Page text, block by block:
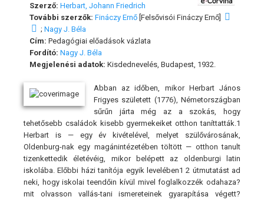
Szerző: Herbart, Johann Friedrich
További szerzők: Fináczy Ernő [Felsővisói Fináczy Ernő]
; Nagy J. Béla
Cím: Pedagógiai előadások vázlata
Fordító: Nagy J. Béla
Megjelenési adatok: Kisdednevelés, Budapest, 1932.
Abban az időben, mikor Herbart János
Frigyes született (1776), Németországban
sűrűn járta még az a szokás, hogy
tehetősebb családok kisebb gyermekeiket otthon taníttatták.1
Herbart is — egy év kivételével, melyet szülővárosának,
Oldenburg-nak egy magánintézetében töltött — otthon tanult
tizenkettedik életévéig, mikor belépett az oldenburgi latin
iskolába. Előbbi házi tanítója egyik levelében1 2 útmutatást ad
neki, hogy iskolai teendőin kívül mivel foglalkozzék odahaza?
mit olvasson vallás-tani ismereteinek gyarapítása végett?